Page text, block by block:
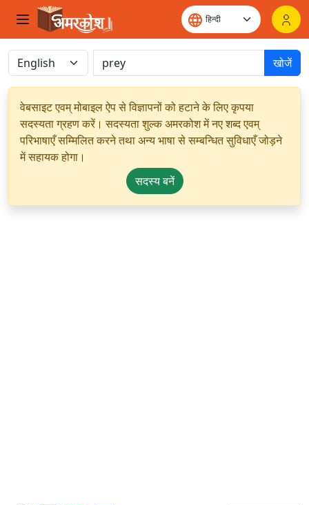
खोजें
वेबसाइट एवम् मोबाइल ऐप से विज्ञापनों को हटाने के लिए कृपया
सदस्यता ग्रहण करें। सदस्यता शुल्क अमरकोश में नए शब्द एवम्
परिभाषाएँ सम्मिलित करने तथा अन्य भाषा से सम्बन्धित सुविधाएँ जोड़ने
में सहायक होगा।
सदस्य बनें